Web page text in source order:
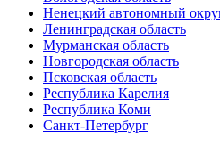
Ненецкий автономный
Ленинградская область
Мурманская область
Новгородская область
Псковская область
Республика Карелия
Республика Коми
Санкт-Петербург